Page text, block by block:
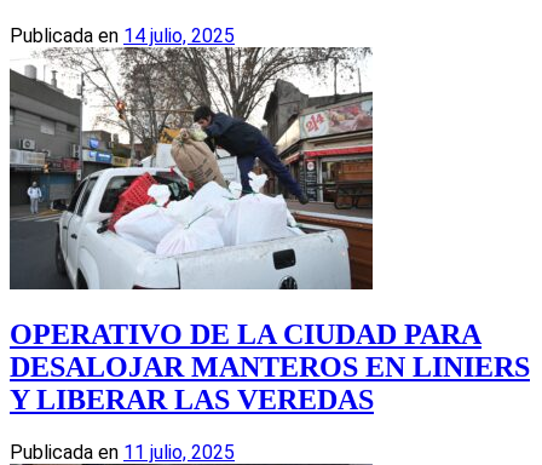
Publicada en 14 julio, 2025
OPERATIVO DE LA CIUDAD PARA
DESALOJAR MANTEROS EN LINIERS
Y LIBERAR LAS VEREDAS
Publicada en 11 julio, 2025